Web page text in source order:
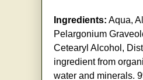
Ingredients: Aqua,
Pelargonium
Cetearyl Alcohol,
ingredient from
water and minerals.